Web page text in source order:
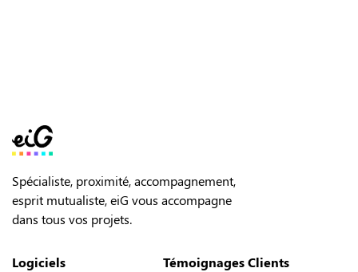
Spécialiste, proximité, accompagnement,
esprit mutualiste, eiG vous accompagne
dans tous vos projets.
Logiciels
Témoignages Clients